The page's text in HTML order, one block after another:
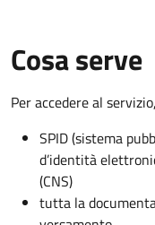
Cosa serve
Per accedere al
SPID (sistema
d’identità
(CNS)
tutta la